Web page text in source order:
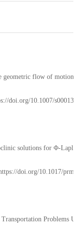
geometric flow of motion
doi.org/10.1007/s00013-
solutions for Φ-
doi.org/10.1017/
Problems